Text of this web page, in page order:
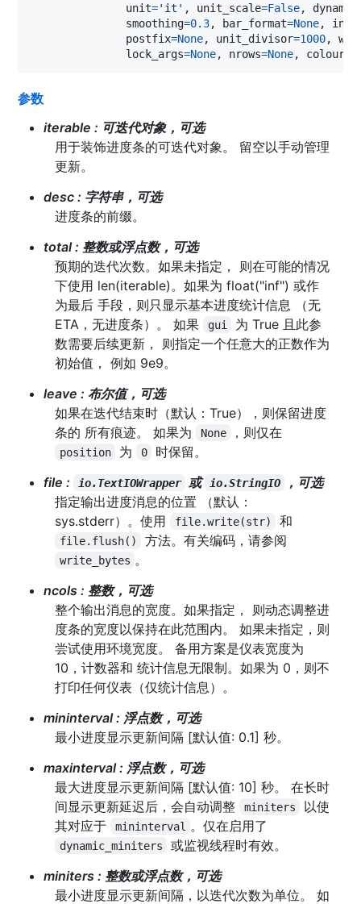
unit='it' , unit_scale=False,
smoothing=0.3, bar_format=None,
postfix=None, unit_divisor=1000,
lock_args=None, nrows=None, colour
参数
iterable: 可迭代对象，可选
用于装饰进度条的可迭代对象。 留空以手动管理
更新。
desc: 字符串，可选
进度条的前缀。
total: 整数或浮点数，可选
预期的迭代次数。如果未指定， 则在可能的情况
下使用 len(iterable)。如果为 float("inf") 或作
为最后 手段，则只显示基本进度统计信息 （无
ETA，无进度条）。 如果
gui
为 True 且此参
数需要后续更新， 则指定一个任意大的正数作为
初始值， 例如 9e9。
leave: 布尔值，可选
如果在迭代结束时（默认：True），则保留进度
条的 所有痕迹。 如果为
None ，则仅在
position 为 0
时保留。
file: io.TextIOWrapper 或 io.StringIO
，可选
指定输出进度消息的位置 （默认：
sys.stderr）。使用
file.write(str) 和
file.flush() 方法。有关编码，请参阅
write_bytes 。
ncols: 整数，可选
整个输出消息的宽度。如果指定， 则动态调整进
度条的宽度以保持在此范围内。 如果未指定，则
尝试使用环境宽度。 备用方案是仪表宽度为
10，计数器和 统计信息无限制。如果为 0，则不
打印任何仪表（仅统计信息）。
mininterval: 浮点数，可选
最小进度显示更新间隔 [默认值: 0.1] 秒。
maxinterval: 浮点数，可选
最大进度显示更新间隔 [默认值: 10] 秒。 在长时
间显示更新延迟后，会自动调整
miniters
以使
其对应于
mininterval 。仅在启用了
dynamic_miniters
或监视线程时有效。
miniters: 整数或浮点数，可选
最小进度显示更新间隔，以迭代次数为单位。 如